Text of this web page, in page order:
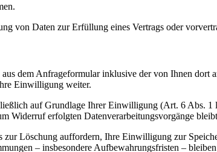
von Daten zur Erfüllung eines Vertrags oder
dem Anfrageformular inklusive der von Ihnen dort
Einwilligung weiter.
auf Grundlage Ihrer Einwilligung (Art. 6 Abs.
Widerruf erfolgten Datenverarbeitungsvorgänge
Löschung auffordern, Ihre Einwilligung zur
– insbesondere Aufbewahrungsfristen –